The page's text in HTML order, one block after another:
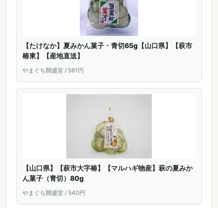
【たけなか】夏みかん菓子・青切65g【山口県】【萩市
椿東】【産地直送】
やまぐち開盛堂 / 581円
【山口県】【萩市大字椿】【マルハギ物産】萩の夏みか
ん菓子（青切）80g
やまぐち開盛堂 / 540円